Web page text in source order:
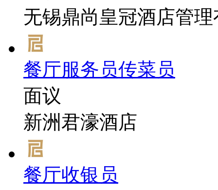
无锡鼎尚皇冠酒店管
餐厅服务员传菜员
面议
新洲君濠酒店
餐厅收银员